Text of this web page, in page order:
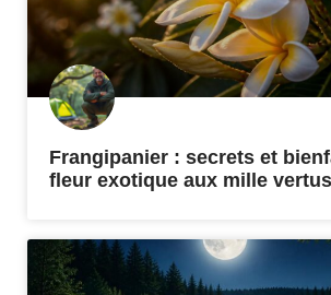
Frangipanier : secrets et
fleur exotique aux mille vertus